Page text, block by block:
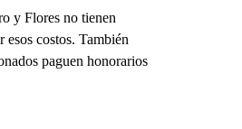
y Flores no tienen
esos costos. También
paguen honorarios